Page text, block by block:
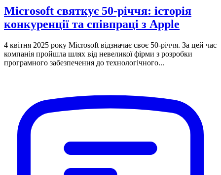
Microsoft святкує 50-річчя: історія
конкуренції та співпраці з Apple
4 квітня 2025 року Microsoft відзначає своє 50-річчя. За цей час
компанія пройшла шлях від невеликої фірми з розробки
програмного забезпечення до технологічного...